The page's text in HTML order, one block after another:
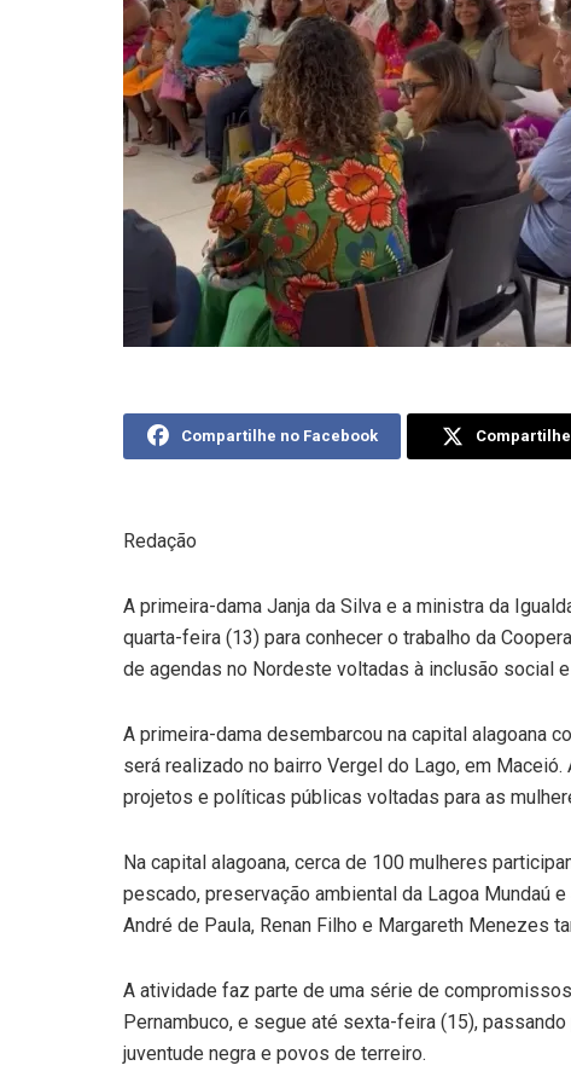
Compartilhe no Facebook
Redação
A primeira-dama Janja da Silva e a ministra da
quarta-feira (13) para conhecer o trabalho da
de agendas no Nordeste voltadas à inclusão social
A primeira-dama desembarcou na capital alagoana
será realizado no bairro Vergel do Lago, em
projetos e políticas públicas voltadas para as
Na capital alagoana, cerca de 100 mulheres
pescado, preservação ambiental da Lagoa Mundaú
André de Paula, Renan Filho e Margareth Menezes
A atividade faz parte de uma série de
Pernambuco, e segue até sexta-feira (15),
juventude negra e povos de terreiro.